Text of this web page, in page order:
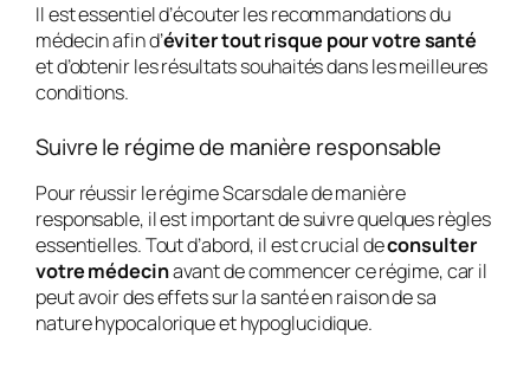
Il est essentiel d’écouter les recommandations du
médecin afin d’éviter tout risque pour votre santé
et d’obtenir les résultats souhaités dans les meilleures
conditions.
Suivre le régime de manière responsable
Pour réussir le régime Scarsdale de manière
responsable, il est important de suivre quelques règles
essentielles. Tout d’abord, il est crucial deconsulter
votre médecinavant de commencer ce régime, car il
peut avoir des effets sur la santé en raison de sa
nature hypocalorique et hypoglucidique.